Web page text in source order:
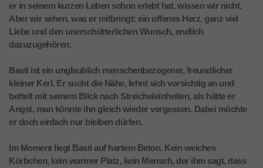
er in seinem kurzen Leben schon erlebt hat, wissen wir nicht.
Aber wir sehen, was er mitbringt: ein offenes Herz, ganz viel
Liebe und den unerschütterlichen Wunsch, endlich
dazuzugehören.
Basti ist ein unglaublich menschenbezogener, freundlicher
kleiner Kerl. Er sucht die Nähe, lehnt sich vorsichtig an und
bettelt mit seinem Blick nach Streicheleinheiten, als hätte er
Angst, man könnte ihn gleich wieder vergessen. Dabei möchte
er doch einfach nur bleiben dürfen.
Im Moment liegt Basti auf hartem Beton. Kein weiches
Körbchen, kein warmer Platz, kein Mensch, der ihm sagt, dass